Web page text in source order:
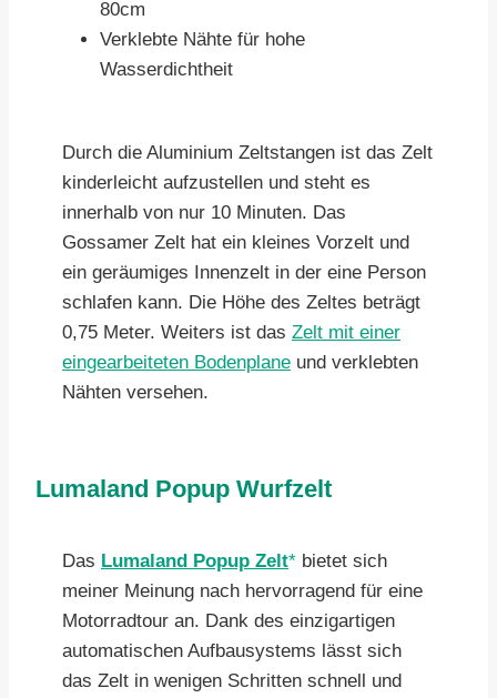
80cm
Verklebte Nähte für hohe
Wasserdichtheit
Durch die Aluminium Zeltstangen ist das Zelt
kinderleicht aufzustellen und steht es
innerhalb von nur 10 Minuten. Das
Gossamer Zelt hat ein kleines Vorzelt und
ein geräumiges Innenzelt in der eine Person
schlafen kann. Die Höhe des Zeltes beträgt
0,75 Meter. Weiters ist das Zelt mit einer
eingearbeiteten Bodenplane und verklebten
Nähten versehen.
Lumaland Popup Wurfzelt
Das Lumaland Popup Zelt
bietet sich
meiner Meinung nach hervorragend für eine
Motorradtour an. Dank des einzigartigen
automatischen Aufbausystems lässt sich
das Zelt in wenigen Schritten schnell und